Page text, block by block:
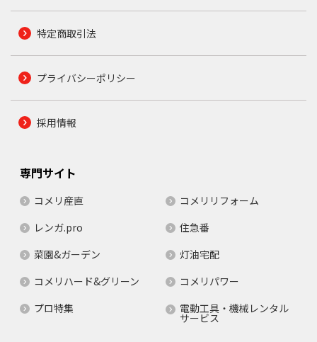
特定商取引法
プライバシーポリシー
採用情報
専門サイト
コメリ産直
コメリリフォーム
レンガ.pro
住急番
菜園&ガーデン
灯油宅配
コメリハード&グリーン
コメリパワー
プロ特集
電動工具・機械レンタル
サービス